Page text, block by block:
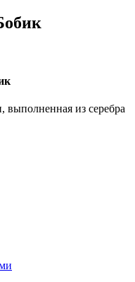
выполненная из серебра